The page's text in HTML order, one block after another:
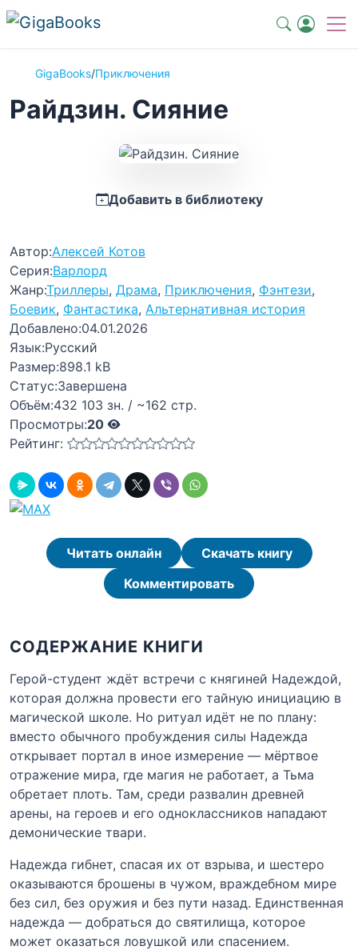
GigaBooks/Приключения
Райдзин. Сияние
Добавить в библиотеку
Автор:Алексей Котов
Серия:Варлорд
Жанр:Триллеры, Драма, Приключения, Фэнтези,
Боевик, Фантастика, Альтернативная история
Добавлено:04.01.2026
Язык:Русский
Размер:898.1 kB
Статус:Завершена
Объём:432 103 зн. / ~162 стр.
Просмотры:20
Рейтинг:
Читать онлайн
Скачать книгу
Комментировать
СОДЕРЖАНИЕ КНИГИ
Герой-студент ждёт встречи с княгиней Надеждой,
которая должна провести его тайную инициацию в
магической школе. Но ритуал идёт не по плану:
вместо обычного пробуждения силы Надежда
открывает портал в иное измерение — мёртвое
отражение мира, где магия не работает, а Тьма
обретает плоть. Там, среди развалин древней
арены, на героев и его одноклассников нападают
демонические твари.
Надежда гибнет, спасая их от взрыва, и шестеро
оказываются брошены в чужом, враждебном мире
без сил, без оружия и без пути назад. Единственная
надежда — добраться до святилища, которое
может оказаться ловушкой или спасением.